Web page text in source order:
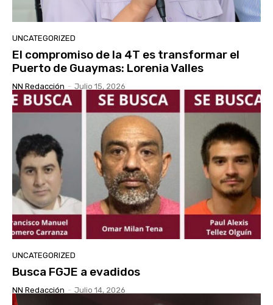
UNCATEGORIZED
El compromiso de la 4T es transformar el
Puerto de Guaymas: Lorenia Valles
NN Redacción - Julio 15, 2026
UNCATEGORIZED
Busca FGJE a evadidos
NN Redacción - Julio 14, 2026